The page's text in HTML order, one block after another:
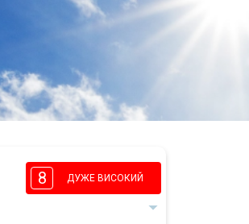
8 ДУЖЕ ВИСОКИЙ